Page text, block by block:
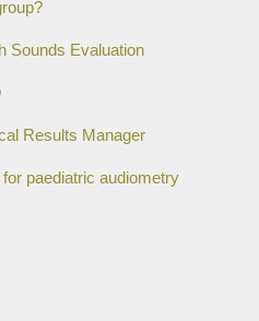
Sounds Evaluation
Results Manager
paediatric audiometry